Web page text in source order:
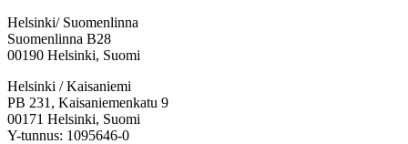
Helsinki/ Suomenlinna
Suomenlinna B28
00190 Helsinki, Suomi
Facebook:
Avataan
uuteen
välilehteen
Instagram:
Avataan
uuteen
välilehteen
TikTok:
Avataan
uuteen
välilehteen
Youtube:
Avataan
uuteen
välilehteen
Vimeo:
Avataan
uuteen
välilehteen
Helsinki / Kaisaniemi
PB 231, Kaisaniemenkatu 9
00171 Helsinki, Suomi
Y-tunnus: 1095646-0